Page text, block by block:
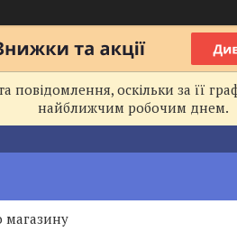
оскільки за її
найближчим робочим днем.